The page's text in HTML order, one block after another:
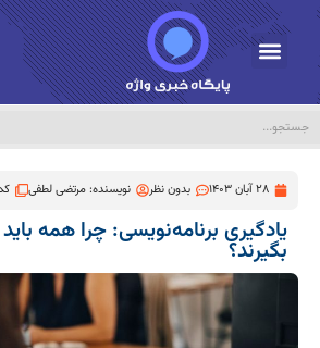
28 آبان 1403 بدون نظر نویسنده:مرتضی لطفی
یادگیری برنامه‌نویسی: چرا همه
بگیرند؟